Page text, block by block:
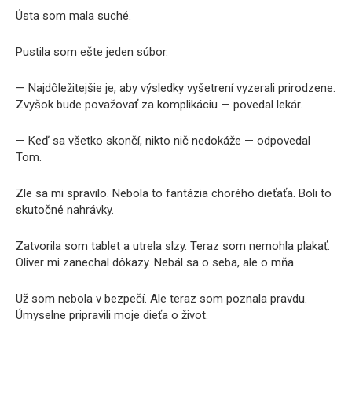
Ústa som mala suché.
Pustila som ešte jeden súbor.
— Najdôležitejšie je, aby výsledky vyšetrení vyzerali prirodzene.
Zvyšok bude považovať za komplikáciu — povedal lekár.
— Keď sa všetko skončí, nikto nič nedokáže — odpovedal
Tom.
Zle sa mi spravilo. Nebola to fantázia chorého dieťaťa. Boli to
skutočné nahrávky.
Zatvorila som tablet a utrela slzy. Teraz som nemohla plakať.
Oliver mi zanechal dôkazy. Nebál sa o seba, ale o mňa.
Už som nebola v bezpečí. Ale teraz som poznala pravdu.
Úmyselne pripravili moje dieťa o život.